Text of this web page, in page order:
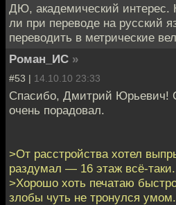
ДЮ, академический интерес.
ли при переводе на русский
переводить в метрические
Роман_ИС »
#53 | 14.10.10 23:33
Спасибо, Дмитрий Юрьевич!
очень порадовал.
>От расстройства хотел
раздумал — 16 этаж всё-таки.
>Хорошо хоть печатаю
злобы чуть не тронулся умом.